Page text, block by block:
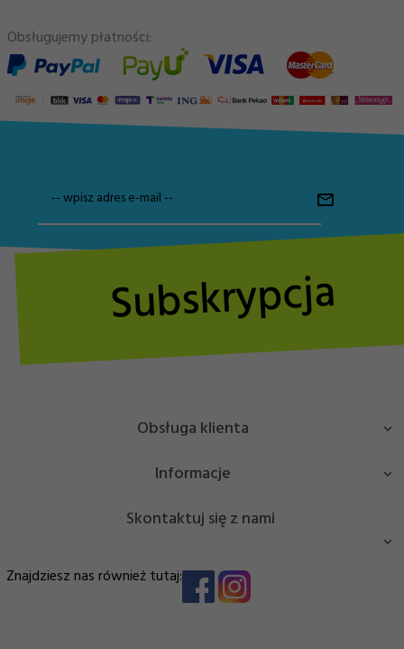
Obsługujemy płatności:
-- wpisz adres e-mail --
Subskrypcja
Obsługa klienta
Informacje
Skontaktuj się z nami
napisz!
EDJ Trade Sp. z o.o.
Znajdziesz nas również tutaj: